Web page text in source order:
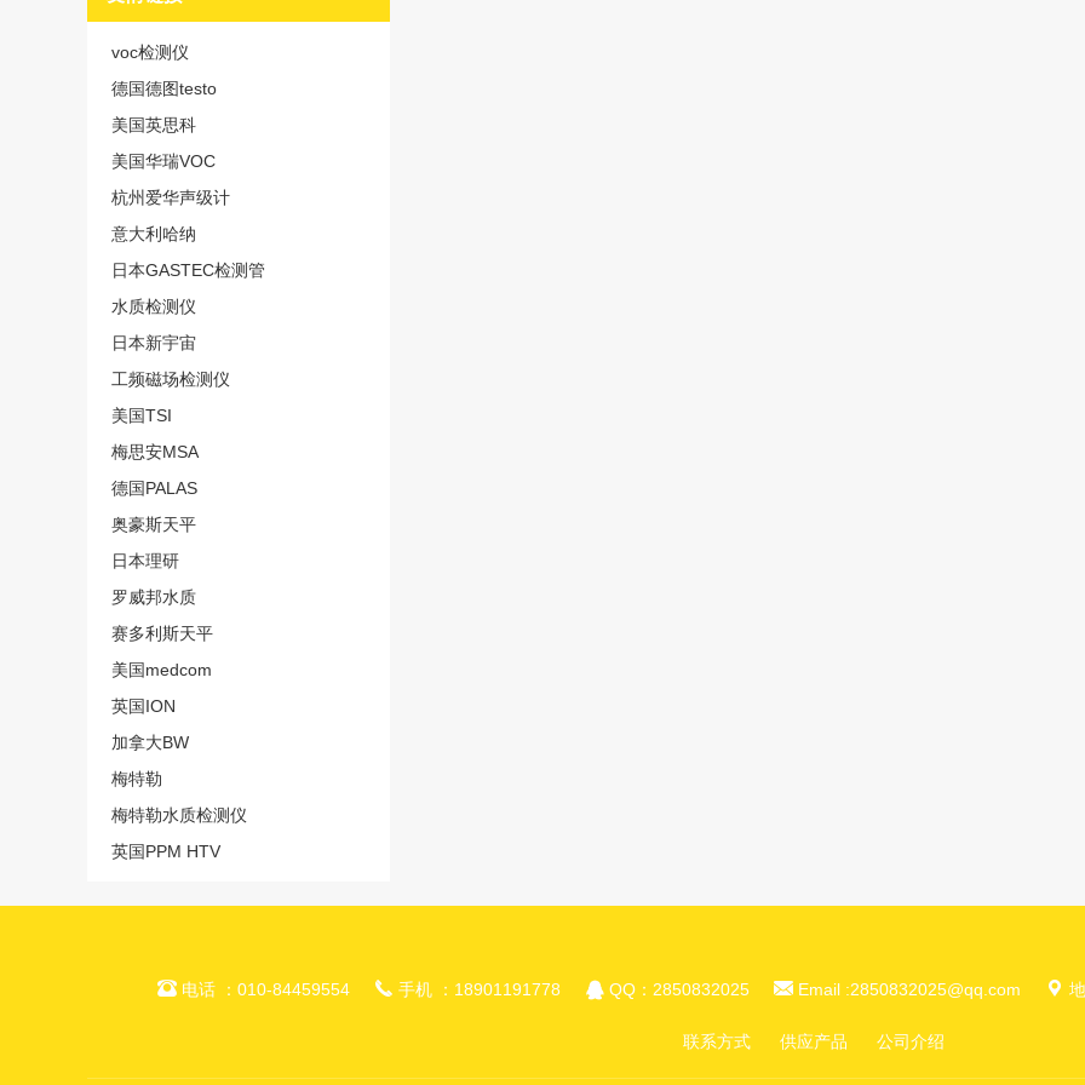
voc检测仪
德国德图testo
美国英思科
美国华瑞VOC
杭州爱华声级计
意大利哈纳
日本GASTEC检测管
水质检测仪
日本新宇宙
工频磁场检测仪
美国TSI
梅思安MSA
德国PALAS
奥豪斯天平
日本理研
罗威邦水质
赛多利斯天平
美国medcom
英国ION
加拿大BW
梅特勒
梅特勒水质检测仪
英国PPM HTV
电话 ：010-84459554  手机 ：18901191778 QQ：2850832025 Email :2850832025@qq.com 
联系方式 供应产品 公司介绍